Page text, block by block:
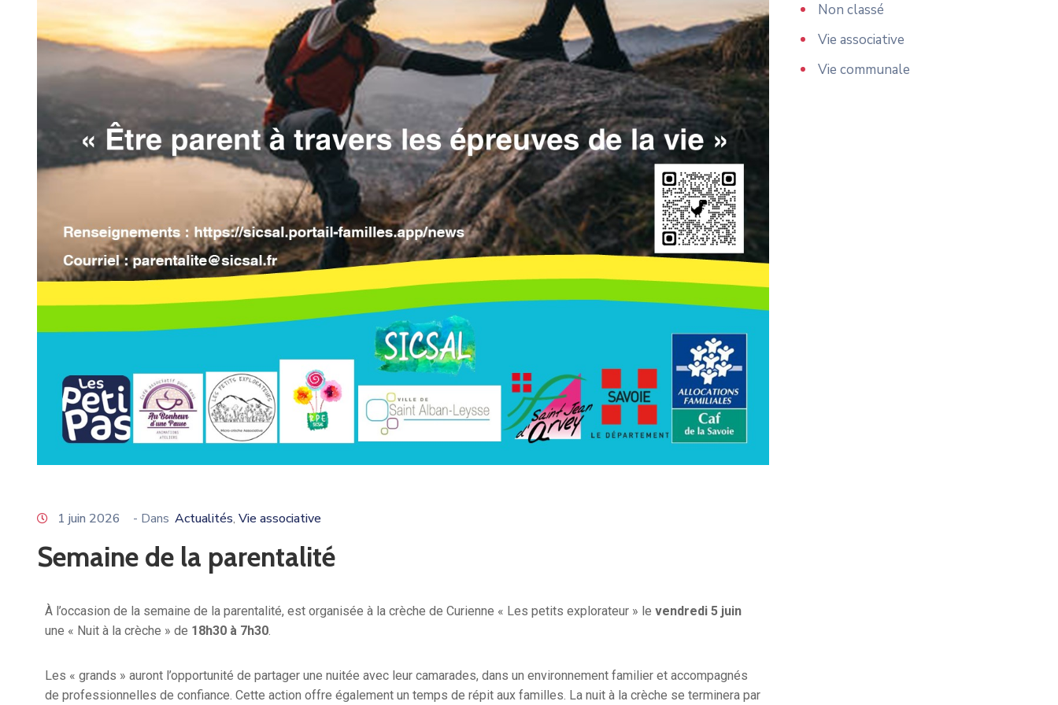
1 juin 2026 - Dans Actualités‚ Vie associative
Semaine de la parentalité
À l’occasion de la semaine de la parentalité, est organisée à la crèche de Curienne « Les petits explorateur » le vendredi 5 juin
une « Nuit à la crèche » de 18h30 à 7h30
Les « grands » auront l’opportunité de partager une nuitée avec leur camarades, dans un environnement familier et accompagnés
de professionnelles de confiance. Cette action offre également un temps de répit aux familles. La nuit à la crèche se terminera par
Non classé
Vie associative
Vie communale